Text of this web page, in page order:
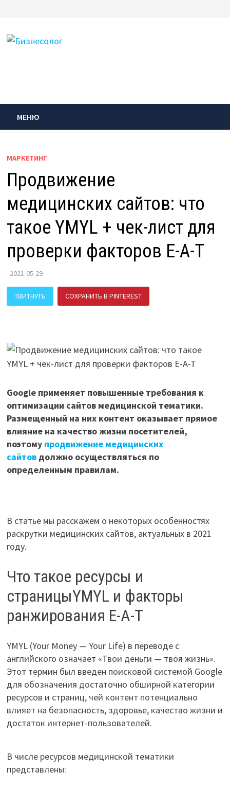
содержимому
МЕНЮ
МАРКЕТИНГ
Продвижение
медицинских сайтов: что
такое YMYL + чек-лист для
проверки факторов E-A-T
2021-05-29
ТВИТНУТЬ СОХРАНИТЬ В PINTEREST
Google применяет повышенные требования к
оптимизации сайтов медицинской тематики.
Размещенный на них контент оказывает прямое
влияние на качество жизни посетителей,
поэтому продвижение медицинских
сайтовдолжно осуществляться по
определенным правилам.
В статье мы расскажем о некоторых особенностях
раскрутки медицинских сайтов, актуальных в 2021
году.
Что такое ресурсы и
страницыYMYL и факторы
ранжирования E-A-T
YMYL (Your Money — Your Life) в переводе с
английского означает «Твои деньги — твоя жизнь».
Этот термин был введен поисковой системой Google
для обозначения достаточно обширной категории
ресурсов и страниц, чей контент потенциально
влияет на безопасность, здоровье, качество жизни и
достаток интернет-пользователей.
В числе ресурсов медицинской тематики
представлены: